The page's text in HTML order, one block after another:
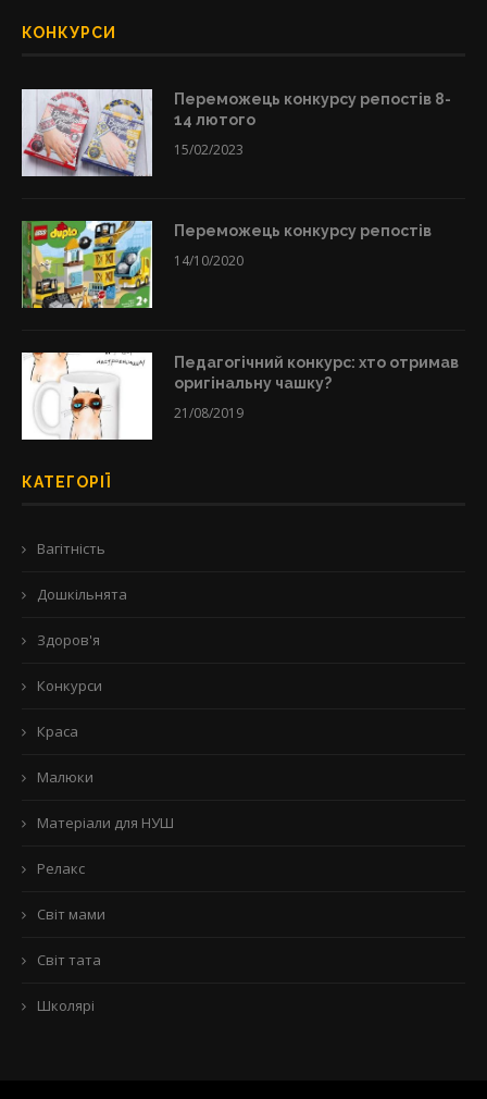
КОНКУРСИ
Переможець конкурсу репостів 8-
14 лютого
15/02/2023
Переможець конкурсу репостів
14/10/2020
Педагогічний конкурс: хто отримав
оригінальну чашку?
21/08/2019
КАТЕГОРІЇ
Вагітність
Дошкільнята
Здоров'я
Конкурси
Краса
Малюки
Матеріали для НУШ
Релакс
Світ мами
Світ тата
Школярі